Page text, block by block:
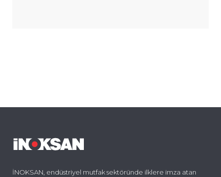
İNOKSAN, endüstriyel mutfak sektöründe ilklere imza atan